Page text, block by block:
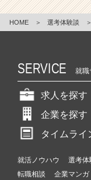
HOME ＞ 選考体験談 ＞
SERVICE 就職
求人を探す
企業を探す
タイムライ
就活ノウハウ 選考体
転職相談
企業マンガ